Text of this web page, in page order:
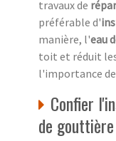
travaux de
préférable d'
manière, l'eau
toit et réduit
l'importance
Confier
de